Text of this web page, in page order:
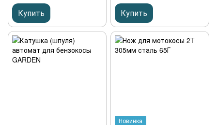
Купить Купить
Новинка